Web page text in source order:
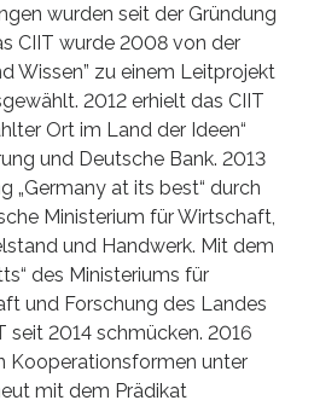
wurden seit der Gründung
CIIT wurde 2008 von der
Wissen” zu einem Leitprojekt
2012 erhielt das CIIT
Ort im Land der Ideen“
und Deutsche Bank. 2013
„Germany at its best“ durch
Ministerium für Wirtschaft,
und Handwerk. Mit dem
des Ministeriums für
und Forschung des Landes
seit 2014 schmücken. 2016
Kooperationsformen unter
mit dem Prädikat